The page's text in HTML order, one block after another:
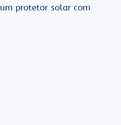
protetor solar com